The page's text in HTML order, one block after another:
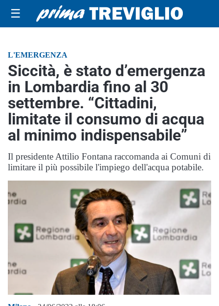
☰
L'EMERGENZA
Siccità, è stato d’emergenza
in Lombardia fino al 30
settembre. “Cittadini,
limitate il consumo di acqua
al minimo indispensabile”
Il presidente Attilio Fontana raccomanda ai Comuni di
limitare il più possibile l'impiego dell'acqua potabile.